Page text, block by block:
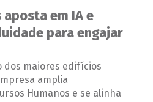
em IA e
para engajar
dos maiores edifícios
amplia
Humanos e se alinha